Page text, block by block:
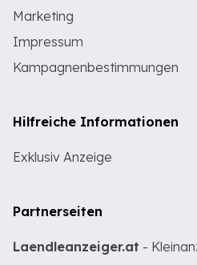
Marketing
Impressum
Kampagnenbestimmungen
Hilfreiche Informationen
Exklusiv Anzeige
Partnerseiten
Laendleanzeiger.at -